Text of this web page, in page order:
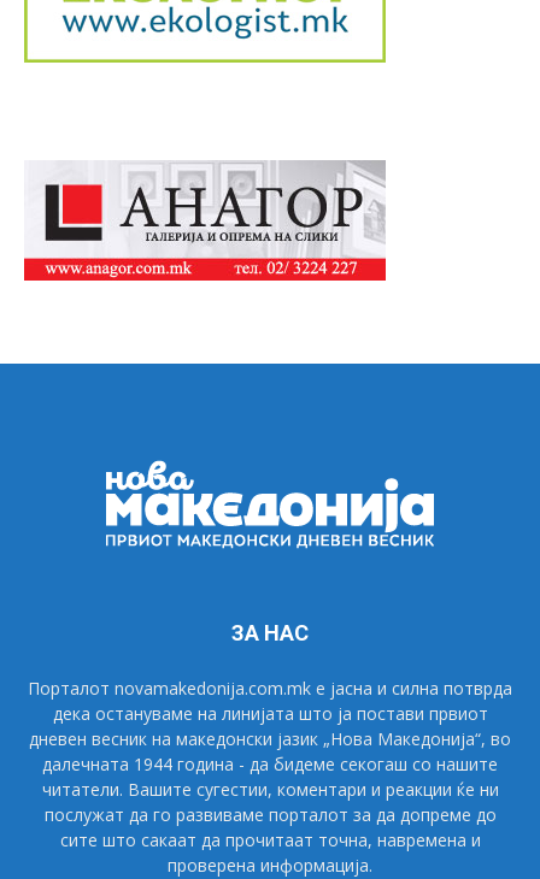
ЗА НАС
Порталот novamakedonija.com.mk е јасна и силна потврда
дека остануваме на линијата што ја постави првиот
дневен весник на македонски јазик „Нова Македонија“, во
далечната 1944 година - да бидеме секогаш со нашите
читатели. Вашите сугестии, коментари и реакции ќе ни
послужат да го развиваме порталот за да допреме до
сите што сакаат да прочитаат точна, навремена и
проверена информација.